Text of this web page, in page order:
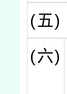
(五)
(六)